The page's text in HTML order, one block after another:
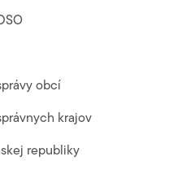
obcí
krajov
republiky